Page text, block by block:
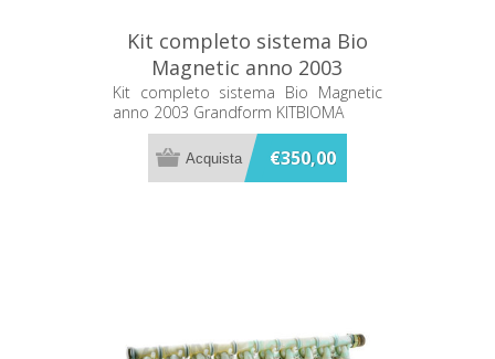
Kit completo sistema Bio
Magnetic anno 2003
Grandform KITBIOMA
Kit completo sistema Bio Magnetic
anno 2003 Grandform KITBIOMA
€350,00